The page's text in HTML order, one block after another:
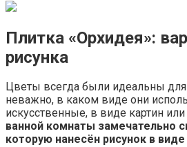
Плитка «Орхидея»:
рисунка
Цветы всегда были идеальны
неважно, в каком виде они
искусственные, в виде картин или
ванной комнаты замечательно
которую нанесён рисунок в